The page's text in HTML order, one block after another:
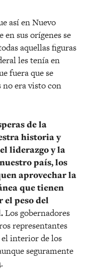
así en Nuevo
sus orígenes se
aquellas figuras
les tenía en
fuera que se
no era visto con
de la
historia y
liderazgo y la
país, los
aprovechar la
que tienen
peso del
Los gobernadores
representantes
el interior de los
seguramente